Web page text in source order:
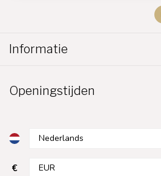
Informatie
Openingstijden
€